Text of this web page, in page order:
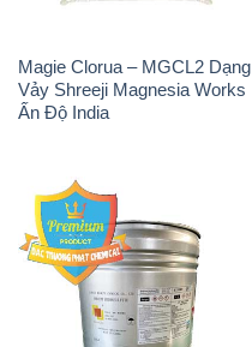
Magie Clorua – MGCL2 Dạng
Vảy Shreeji Magnesia Works
Ấn Độ India